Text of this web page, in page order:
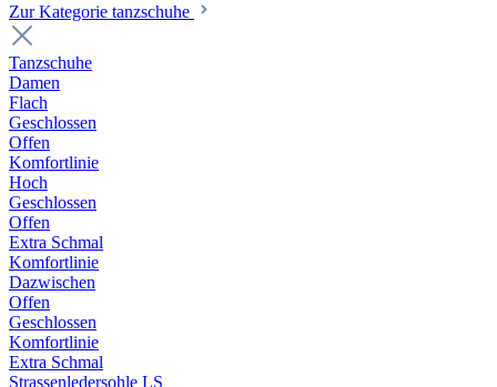
Zur Kategorie tanzschuhe
Tanzschuhe
Damen
Flach
Geschlossen
Offen
Komfortlinie
Hoch
Geschlossen
Offen
Extra Schmal
Komfortlinie
Dazwischen
Offen
Geschlossen
Komfortlinie
Extra Schmal
Strassenledersohle LS